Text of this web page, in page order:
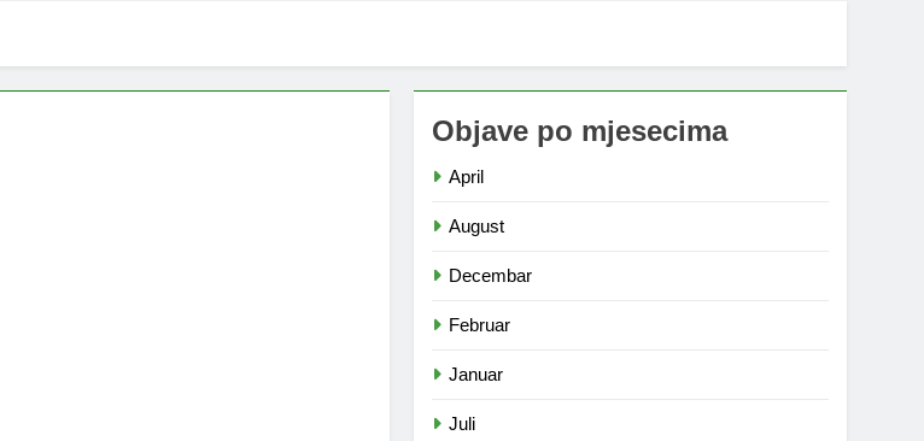
Objave po mjesecima
April
August
Decembar
Februar
Januar
Juli